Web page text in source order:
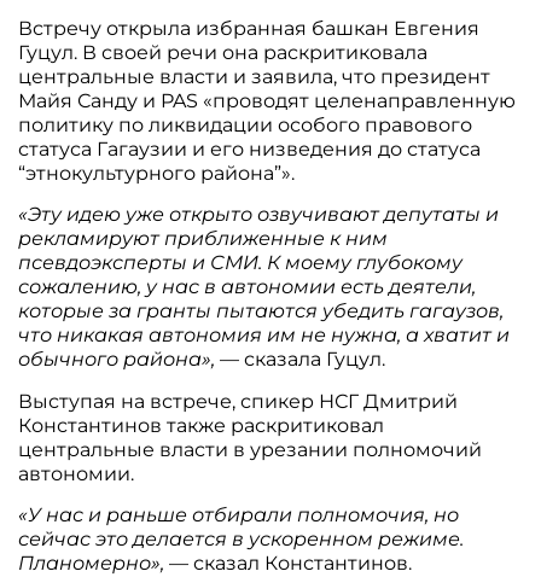
Встречу открыла избранная башкан Евгения
Гуцул. В своей речи она раскритиковала
центральные власти и заявила, что президент
Майя Санду и PAS «проводят целенаправленную
политику по ликвидации особого правового
статуса Гагаузии и его низведения до статуса
“этнокультурного района”».
«Эту идею уже открыто озвучивают депутаты и
рекламируют приближенные к ним
псевдоэксперты и СМИ. К моему глубокому
сожалению, у нас в автономии есть деятели,
которые за гранты пытаются убедить гагаузов,
что никакая автономия им не нужна, а хватит и
обычного района», — сказала Гуцул.
Выступая на встрече, спикер НСГ Дмитрий
Константинов также раскритиковал
центральные власти в урезании полномочий
автономии.
«У нас и раньше отбирали полномочия, но
сейчас это делается в ускоренном режиме.
Планомерно»,— сказал Константинов.